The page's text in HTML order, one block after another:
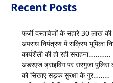
Recent Posts
फर्जी दस्तावेजों के सहारे 30 लाख
अपराध नियंत्रण में सक्रिय भूमिका
कार्यशैली की हो रही सराहना…………
अंडरएज ड्राइविंग पर सरगुजा
को सिखाए सड़क सुरक्षा के गुर………